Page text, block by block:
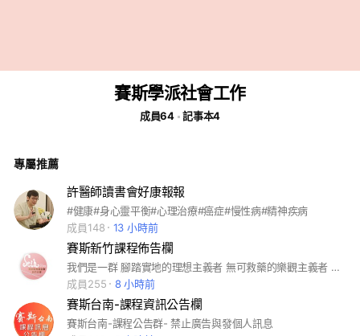
賽斯學派社會工作
成員64 記事本4
專屬推薦
許醫師讀書會好康報報
#健康#身心靈平衡#心理治療#癌症#慢性病#精神疾病
成員148
13 小時前
賽斯新竹課程佈告欄
我們是一群 腳踏實地的理想主義者 無可救藥的樂觀主義者 來地球出差旅遊學習考察兼玩耍的實習神明
成員255
8 小時前
賽斯台南-課程資訊公告欄
賽斯台南-課程公告群- 禁止廣告與發個人訊息